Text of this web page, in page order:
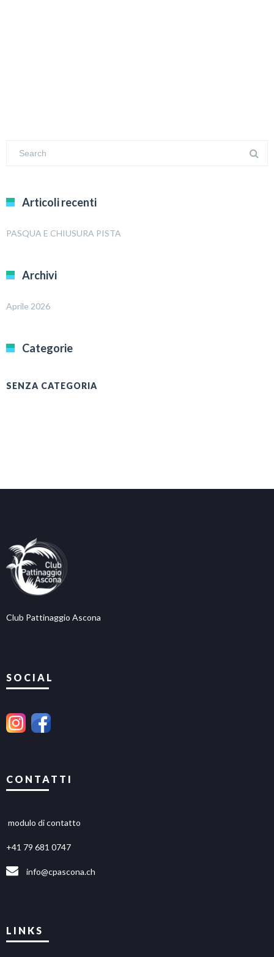
Articoli recenti
PASQUA E CHIUSURA PISTA
Archivi
Aprile 2026
Categorie
SENZA CATEGORIA
Club Pattinaggio Ascona
SOCIAL
CONTATTI
modulo di contatto
+41 79 681 0747
info@cpascona.ch
LINKS